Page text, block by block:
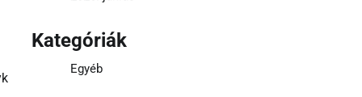
Kategóriák
Egyéb